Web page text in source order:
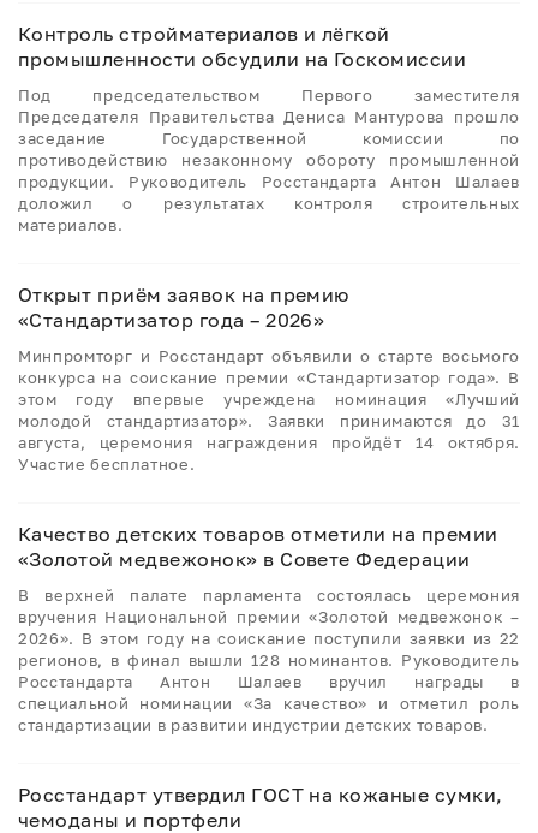
Контроль стройматериалов и лёгкой
промышленности обсудили на Госкомиссии
Под председательством Первого заместителя
Председателя Правительства Дениса Мантурова прошло
заседание Государственной комиссии по
противодействию незаконному обороту промышленной
продукции. Руководитель Росстандарта Антон Шалаев
доложил о результатах контроля строительных
материалов.
Открыт приём заявок на премию
«Стандартизатор года – 2026»
Минпромторг и Росстандарт объявили о старте восьмого
конкурса на соискание премии «Стандартизатор года». В
этом году впервые учреждена номинация «Лучший
молодой стандартизатор». Заявки принимаются до 31
августа, церемония награждения пройдёт 14 октября.
Участие бесплатное.
Качество детских товаров отметили на премии
«Золотой медвежонок» в Совете Федерации
В верхней палате парламента состоялась церемония
вручения Национальной премии «Золотой медвежонок –
2026». В этом году на соискание поступили заявки из 22
регионов, в финал вышли 128 номинантов. Руководитель
Росстандарта Антон Шалаев вручил награды в
специальной номинации «За качество» и отметил роль
стандартизации в развитии индустрии детских товаров.
Росстандарт утвердил ГОСТ на кожаные сумки,
чемоданы и портфели